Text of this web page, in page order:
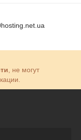
, не могут